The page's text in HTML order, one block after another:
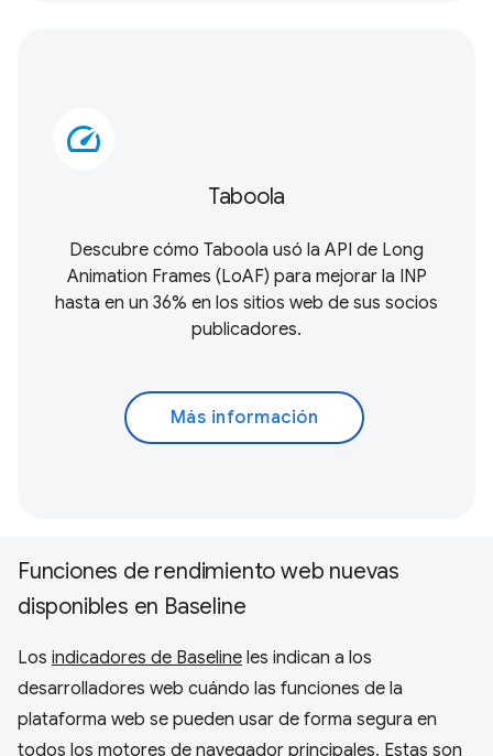
speed
Taboola
Descubre cómo Taboola usó la API de Long
Animation Frames (LoAF) para mejorar la INP
hasta en un 36% en los sitios web de sus socios
publicadores.
Más información
Funciones de rendimiento web nuevas
disponibles en Baseline
Los indicadores de Baseline les indican a los
desarrolladores web cuándo las funciones de la
plataforma web se pueden usar de forma segura en
todos los motores de navegador principales. Estas son